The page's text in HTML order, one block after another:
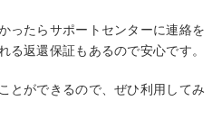
ったらサポートセンターに連絡を
る返還保証もあるので安心です。
とができるので、ぜひ利用してみ